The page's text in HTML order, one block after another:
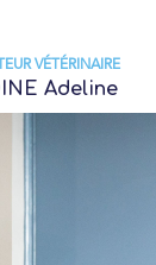
VÉTÉRINAIRE
Adeline